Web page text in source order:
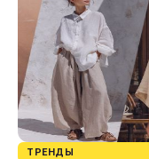
ТРЕНДЫ